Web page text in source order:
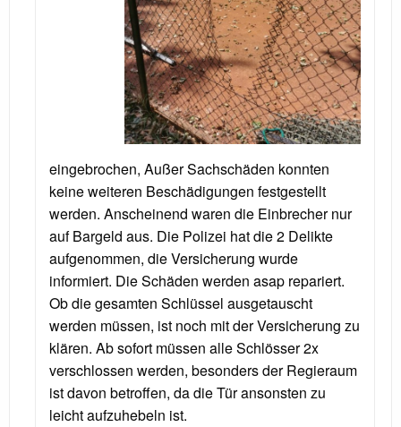
eingebrochen, Außer Sachschäden konnten
keine weiteren Beschädigungen festgestellt
werden. Anscheinend waren die Einbrecher nur
auf Bargeld aus. Die Polizei hat die 2 Delikte
aufgenommen, die Versicherung wurde
informiert. Die Schäden werden asap repariert.
Ob die gesamten Schlüssel ausgetauscht
werden müssen, ist noch mit der Versicherung zu
klären. Ab sofort müssen alle Schlösser 2x
verschlossen werden, besonders der Regieraum
ist davon betroffen, da die Tür ansonsten zu
leicht aufzuhebeln ist.